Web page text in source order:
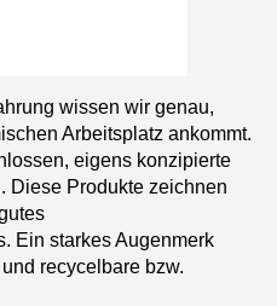
wissen wir genau,
Arbeitsplatz ankommt.
eigens konzipierte
Diese Produkte zeichnen
Ein starkes Augenmerk
recycelbare bzw.